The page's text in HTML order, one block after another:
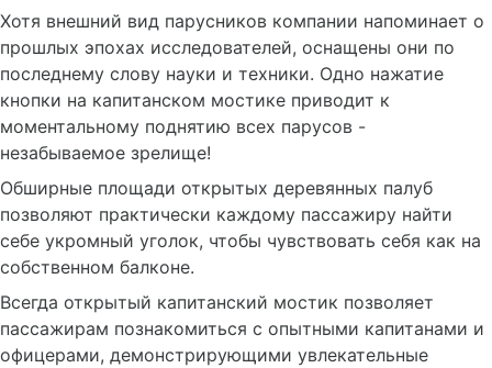
Хотя внешний вид парусников компании напоминает о
прошлых эпохах исследователей, оснащены они по
последнему слову науки и техники. Одно нажатие
кнопки на капитанском мостике приводит к
моментальному поднятию всех парусов -
незабываемое зрелище!
Обширные площади открытых деревянных палуб
позволяют практически каждому пассажиру найти
себе укромный уголок, чтобы чувствовать себя как на
собственном балконе.
Всегда открытый капитанский мостик позволяет
пассажирам познакомиться с опытными капитанами и
офицерами, демонстрирующими увлекательные